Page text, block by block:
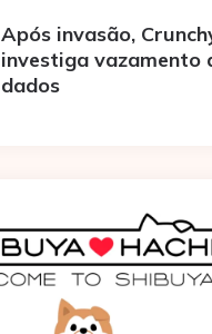
Após invasão,
investiga vazamento
dados